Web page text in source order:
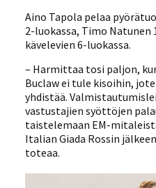
Aino Tapola pelaa
2-luokassa, Timo Natunen
kävelevien 6-luokassa.
– Harmittaa tosi paljon,
Buclaw ei tule kisoihin,
yhdistää.
vastustajien syöttöjen
taistelemaan EM-
Italian Giada Rossin
toteaa.